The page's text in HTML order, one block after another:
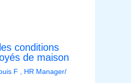
conditions
de maison
F , HR Manager/